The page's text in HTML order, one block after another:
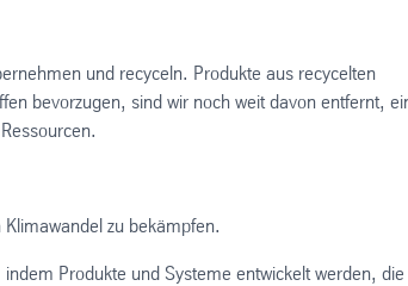
und recyceln. Produkte aus recycelten
bevorzugen, sind wir noch weit davon entfernt,
zu bekämpfen.
Produkte und Systeme entwickelt werden, die